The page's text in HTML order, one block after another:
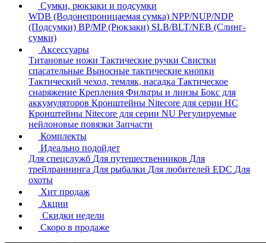
Сумки, рюкзаки и подсумки
WDB (Водонепроницаемая сумка) NPP/NUP/NDP
(Подсумки) BP/MP (Рюкзаки) SLB/BLT/NEB (Слинг-
сумки)
Аксессуары
Титановые ножи Тактические ручки Свистки
спасательные Выносные тактические кнопки
Тактический чехол, темляк, насадка Тактическое
снаряжение Крепления Фильтры и линзы Бокс для
аккумуляторов Кронштейны Nitecore для серии HС
Кронштейны Nitecore для серии NU Регулируемые
нейлоновые повязки Запчасти
Комплекты
Идеально подойдет
Для спецслужб Для путешественников Для
трейлраннинга Для рыбалки Для любителей EDC Для
охоты
Хит продаж
Акции
Скидки недели
Скоро в продаже